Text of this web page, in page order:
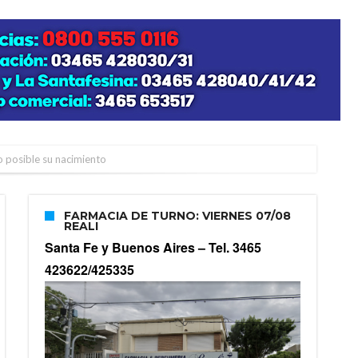
posible su nacimiento
FARMACIA DE TURNO: VIERNES 07/08
REALI
Santa Fe y Buenos Aires –Tel. 3465
423622/425335